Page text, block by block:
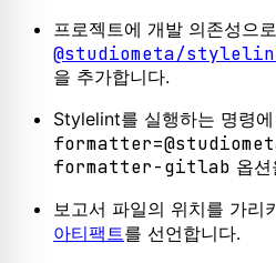
프로젝트에 개발 의존성으로
@studiometa/
을 추가합니다.
Stylelint를 실행하는 명령에
formatter-gitlab 옵
보고서 파일의 위치를 가리
아티팩트를 선언합니다.